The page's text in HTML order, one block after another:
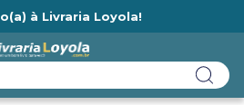
à Livraria Loyola!